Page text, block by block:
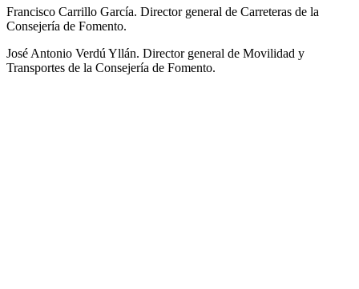
Francisco Carrillo García. Director general de Carreteras de la
Consejería de Fomento.
José Antonio Verdú Yllán. Director general de Movilidad y
Transportes de la Consejería de Fomento.